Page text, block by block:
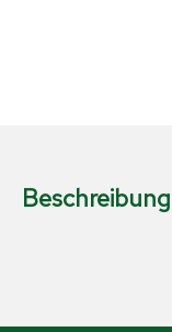
Beschreibung